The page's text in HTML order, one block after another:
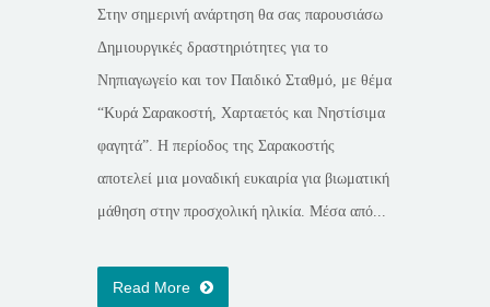
Στην σημερινή ανάρτηση θα σας παρουσιάσω
Δημιουργικές δραστηριότητες για το
Νηπιαγωγείο και τον Παιδικό Σταθμό, με θέμα
“Κυρά Σαρακοστή, Χαρταετός και Νηστίσιμα
φαγητά”. Η περίοδος της Σαρακοστής
αποτελεί μια μοναδική ευκαιρία για βιωματική
μάθηση στην προσχολική ηλικία. Μέσα από...
Read More